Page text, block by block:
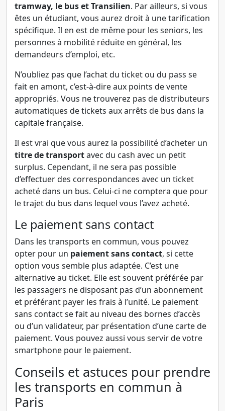
tramway, le bus et Transilien. Par ailleurs, si vous
êtes un étudiant, vous aurez droit à une tarification
spécifique. Il en est de même pour les seniors, les
personnes à mobilité réduite en général, les
demandeurs d’emploi, etc.
N’oubliez pas que l’achat du ticket ou du pass se
fait en amont, c’est-à-dire aux points de vente
appropriés. Vous ne trouverez pas de distributeurs
automatiques de tickets aux arrêts de bus dans la
capitale française.
Il est vrai que vous aurez la possibilité d’acheter un
titre de transportavec du cash avec un petit
surplus. Cependant, il ne sera pas possible
d’effectuer des correspondances avec un ticket
acheté dans un bus. Celui-ci ne comptera que pour
le trajet du bus dans lequel vous l’avez acheté.
Le paiement sans contact
Dans les transports en commun, vous pouvez
opter pour un paiement sans contact, si cette
option vous semble plus adaptée. C’est une
alternative au ticket. Elle est souvent préférée par
les passagers ne disposant pas d’un abonnement
et préférant payer les frais à l’unité. Le paiement
sans contact se fait au niveau des bornes d’accès
ou d’un validateur, par présentation d’une carte de
paiement. Vous pouvez aussi vous servir de votre
smartphone pour le paiement.
Conseils et astuces pour prendre
les transports en commun à
Paris